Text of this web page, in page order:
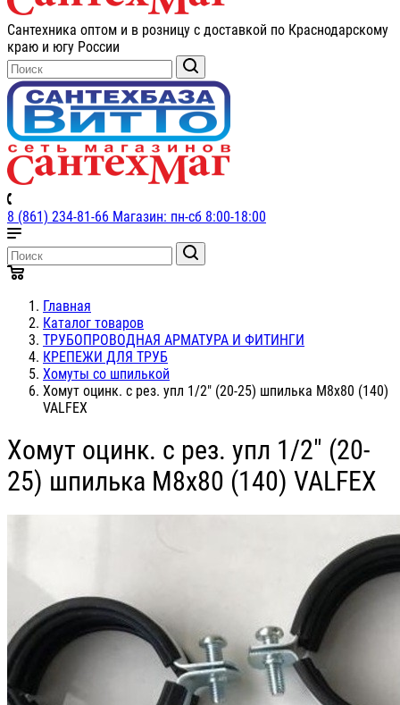
Сантехника оптом и в розницу с доставкой по Краснодарскому
краю и югу России
8 (861) 234-81-66 Магазин: пн-сб 8:00-18:00
Главная
Каталог товаров
ТРУБОПРОВОДНАЯ АРМАТУРА И ФИТИНГИ
КРЕПЕЖИ ДЛЯ ТРУБ
Хомуты со шпилькой
Хомут оцинк. с рез. упл 1/2" (20-25) шпилька М8x80 (140)
VALFEX
Хомут оцинк. с рез. упл 1/2" (20-
25) шпилька М8x80 (140) VALFEX